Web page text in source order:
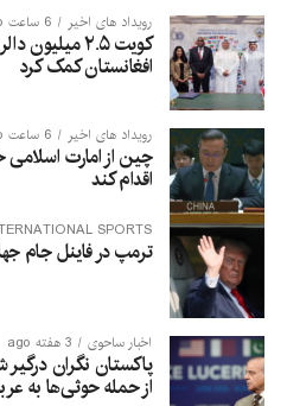
رویداد های اخیر 6 ساعت ago
کویت ۲.۵
افغانستان کمک کرد
رویداد های اخیر 6 ساعت ago
چین از امارت
اقدام کند
SPORTS
ترمپ در فاینل جام
اخبار ساحوی 3 هفته ago
پاکستان نگران
از حمله حوثی‌ها به